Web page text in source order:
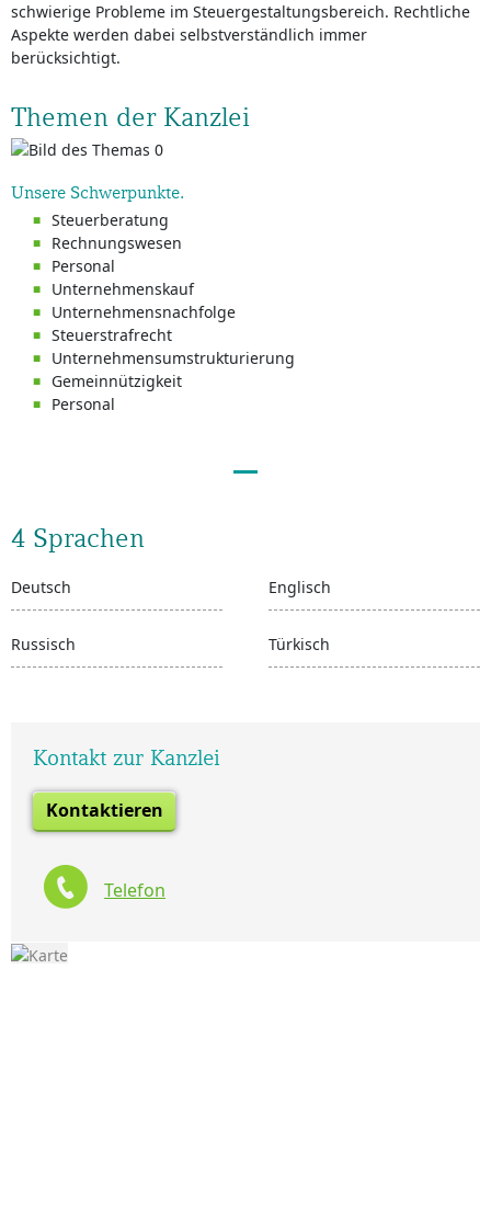
schwierige Probleme im Steuergestaltungsbereich. Rechtliche
Aspekte werden dabei selbstverständlich immer
berücksichtigt.
Themen der Kanzlei
Unsere Schwerpunkte.
Steuerberatung
Rechnungswesen
Personal
Unternehmenskauf
Unternehmensnachfolge
Steuerstrafrecht
Unternehmensumstrukturierung
Gemeinnützigkeit
Personal
4 Sprachen
Deutsch Englisch
Russisch Türkisch
Kontakt zur Kanzlei
Kontaktieren
Telefon